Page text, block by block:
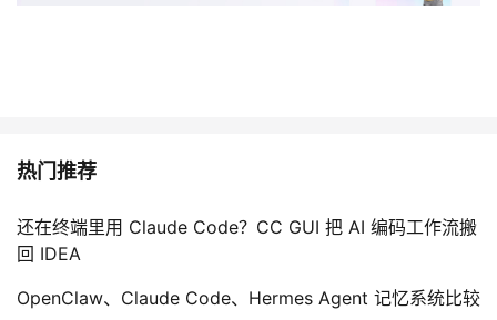
热门推荐
还在终端里用 Claude Code？CC GUI 把 AI 编码工作流搬
回 IDEA
OpenClaw、Claude Code、Hermes Agent 记忆系统比较